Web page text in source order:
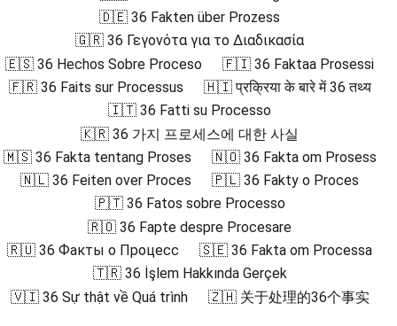
🇩🇪 36 Fakten über Prozess
🇬🇷 36 Γεγονότα για το Διαδικασία
🇪🇸 36 Hechos Sobre Proceso
🇫🇮 36 Faktaa Prosessi
🇫🇷 36 Faits sur Processus
🇭🇮 प्रक्रिया के बारे में 36 तथ्य
🇮🇹 36 Fatti su Processo
🇰🇷 36 가지 프로세스에 대한 사실
🇲🇸 36 Fakta tentang Proses
🇳🇴 36 Fakta om Prosess
🇳🇱 36 Feiten over Proces
🇵🇱 36 Fakty o Proces
🇵🇹 36 Fatos sobre Processo
🇷🇴 36 Fapte despre Procesare
🇷🇺 36 Факты о Процесс
🇸🇪 36 Fakta om Processa
🇹🇷 36 İşlem Hakkında Gerçek
🇻🇮 36 Sự thật về Quá trình
🇿🇭 关于处理的36个事实